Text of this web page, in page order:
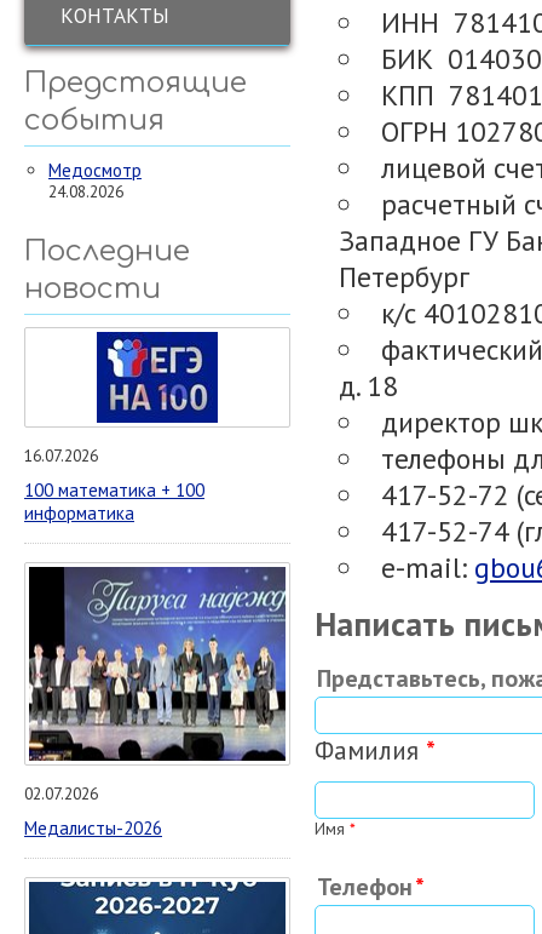
КОНТАКТЫ
Предстоящие
события
Медосмотр
24.08.2026
Последние
новости
16.07.2026
100 математика + 100
информатика
02.07.2026
Медалисты-2026
ИНН
БИК
КПП
ОГРН
лицевой
расчетный
Западное ГУ
Петербург
к/с
д. 18
директор
телефоны
417-52-72
417-52-74
e-mail:
Написать
Представьтесь,
Фамилия *
Имя *
Телефон